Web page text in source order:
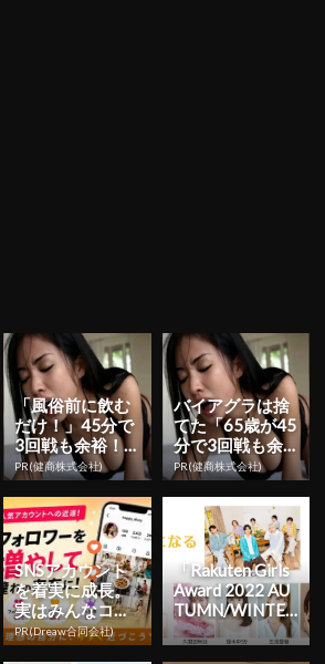
「風俗前に飲む
だけ！」45分で
3回戦も余裕！9
80円で朝まで絶
好調
PR(健商株式会社)
バイアグラは捨
てた「65歳が45
分で3回戦も余
裕」1日31円で
朝まで絶好調！
PR(健商株式会社)
SNSアカウント
を着実に成長。
実はみんなココ
使ってます。
PR(Dreaw合同会社)
「Rakuten Girls
Award 2022 AU
TUMN/WINTE
R」 ...